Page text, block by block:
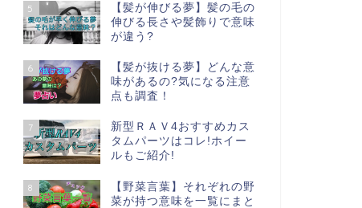
5
【髪が伸びる夢】髪の毛の
伸びる長さや髪飾りで意味
が違う?
6
【髪が抜ける夢】どんな意
味があるの?気になる注意
点も調査！
7
新型ＲＡＶ4おすすめカス
タムパーツはコレ!ホイー
ルもご紹介!
8
【野菜言葉】それぞれの野
菜が持つ意味を一覧にまと